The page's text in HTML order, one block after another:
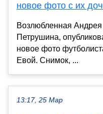
новое фото с их
Возлюбленная
Петрушина,
новое фото
Евой. Снимок, ...
13:17, 25 Мар